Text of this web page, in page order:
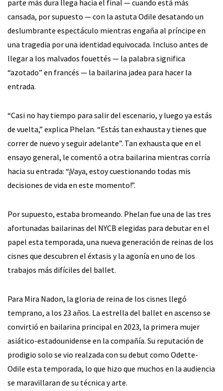
parte más dura llega hacia el final — cuando está más
cansada, por supuesto — con la astuta Odile desatando un
deslumbrante espectáculo mientras engaña al príncipe en
una tragedia por una identidad equivocada. Incluso antes de
llegar a los malvados fouettés — la palabra significa
“azotado” en francés — la bailarina jadea para hacer la
entrada.
“Casi no hay tiempo para salir del escenario, y luego ya estás
de vuelta,” explica Phelan. “Estás tan exhausta y tienes que
correr de nuevo y seguir adelante”. Tan exhausta que en el
ensayo general, le comentó a otra bailarina mientras corría
hacia su entrada: “¡Vaya, estoy cuestionando todas mis
decisiones de vida en este momento!”.
Por supuesto, estaba bromeando. Phelan fue una de las tres
afortunadas bailarinas del NYCB elegidas para debutar en el
papel esta temporada, una nueva generación de reinas de los
cisnes que descubren el éxtasis y la agonía en uno de los
trabajos más difíciles del ballet.
Para Mira Nadon, la gloria de reina de los cisnes llegó
temprano, a los 23 años. La estrella del ballet en ascenso se
convirtió en bailarina principal en 2023, la primera mujer
asiático-estadounidense en la compañía. Su reputación de
prodigio solo se vio realzada con su debut como Odette-
Odile esta temporada, lo que hizo que muchos en la audiencia
se maravillaran de su técnica y arte.